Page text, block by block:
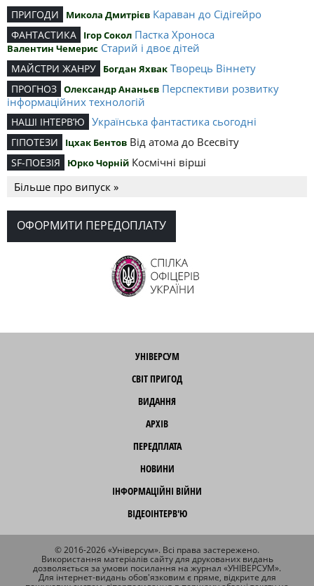
ПРИГОДИ Микола Дмитрієв Караван до Сідігейро
ФАНТАСТИКА Ігор Сокол Пастка Хроноса
Валентин Чемерис Старий і двоє дітей
МАЙСТРИ ЖАНРУ Богдан Яхвак Творець Віннету
ПРОГНОЗ Олександр Ананьєв Перспективи розвитку
інформаційних технологій
НАШІ ІНТЕРВ’Ю Українська фантастика сьогодні
ГІПОТЕЗИ Іцхак Бентов Від атома до Всесвіту
SF-ПОЕЗІЯ Юрко Чорній Космічні вірші
Більше про випуск »
ОФОРМИТИ ПЕРЕДОПЛАТУ
УНІВЕРСУМ
СВІТ ПРИГОД
ВИДАННЯ
АРХІВ
ПЕРЕДПЛАТА
НОВИНИ
ІНФОРМАЦІЙНІ ВІЙНИ
ВІДЕОІНТЕРВ'Ю
© 2016-2026 «Універсум». Всі права застережено.
Використання матеріалів сайту для друкованих видань
дозволяється за умови посилання на журнал «УНІВЕРСУМ».
Для інтернет-видань обов'язковим є пряме, відкрите для